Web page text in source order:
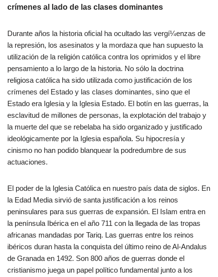
crímenes al lado de las clases dominantes
Durante años la historia oficial ha ocultado las vergí¼enzas de
la represión, los asesinatos y la mordaza que han supuesto la
utilización de la religión católica contra los oprimidos y el libre
pensamiento a lo largo de la historia. No sólo la doctrina
religiosa católica ha sido utilizada como justificación de los
crímenes del Estado y las clases dominantes, sino que el
Estado era Iglesia y la Iglesia Estado. El botín en las guerras, la
esclavitud de millones de personas, la explotación del trabajo y
la muerte del que se rebelaba ha sido organizado y justificado
ideológicamente por la Iglesia española. Su hipocresía y
cinismo no han podido blanquear la podredumbre de sus
actuaciones.
El poder de la Iglesia Católica en nuestro país data de siglos. En
la Edad Media sirvió de santa justificación a los reinos
peninsulares para sus guerras de expansión. El Islam entra en
la península Ibérica en el año 711 con la llegada de las tropas
africanas mandadas por Tariq. Las guerras entre los reinos
ibéricos duran hasta la conquista del último reino de Al-Andalus
de Granada en 1492. Son 800 años de guerras donde el
cristianismo juega un papel político fundamental junto a los